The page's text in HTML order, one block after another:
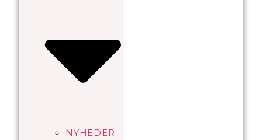
NYHEDER